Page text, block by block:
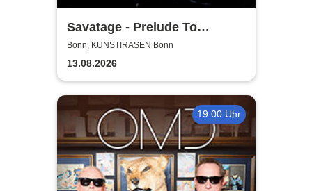
Savatage - Prelude To
Madness - Summer Tour 2026
Bonn, KUNST!RASEN Bonn
13.08.2026
19:00 Uhr